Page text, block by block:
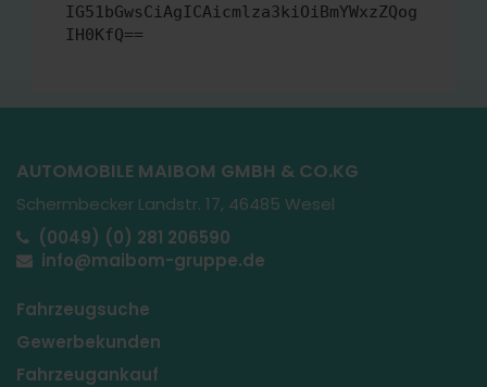
IG51bGwsCiAgICAicmlza3kiOiBmYWxzZQog
IH0KfQ==
AUTOMOBILE MAIBOM GMBH & CO.KG
Schermbecker Landstr. 17, 46485 Wesel
(0049) (0) 281 206590
info@maibom-gruppe.de
Fahrzeugsuche
Gewerbekunden
Fahrzeugankauf